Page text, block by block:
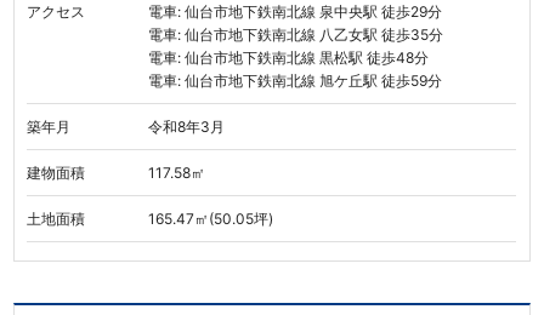
アクセス
電車: 仙台市地下鉄南北線 泉中央駅 徒歩29分
電車: 仙台市地下鉄南北線 八乙女駅 徒歩35分
電車: 仙台市地下鉄南北線 黒松駅 徒歩48分
電車: 仙台市地下鉄南北線 旭ケ丘駅 徒歩59分
築年月 令和8年3月
建物面積 117.58㎡
土地面積 165.47㎡(50.05坪)